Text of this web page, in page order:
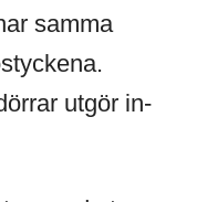
samma
utgör in-